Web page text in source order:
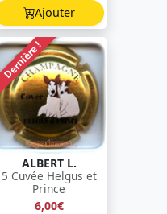
Ajouter
Dernière !
ALBERT L.
5 Cuvée Helgus et
Prince
6,00€